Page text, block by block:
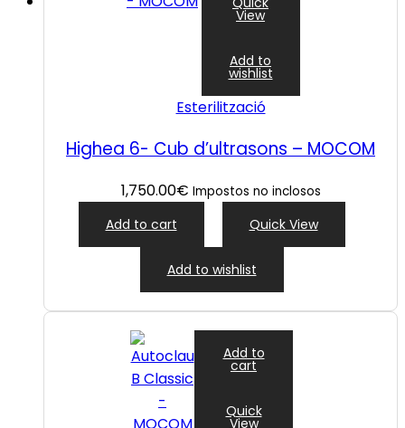
View
Add to
wishlist
Esterilització
Highea 6- Cub d’ultrasons – MOCOM
1,750.00€ Impostos no inclosos
Add to cart Quick View
Add to wishlist
Add to
cart
Quick
View